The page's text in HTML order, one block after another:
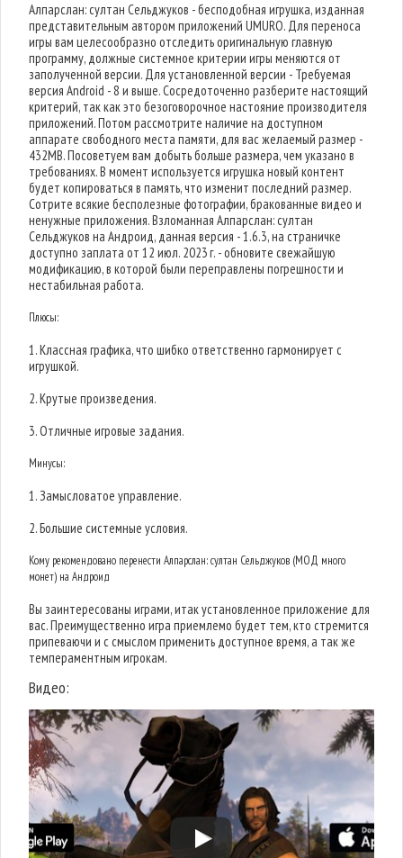
Алпарслан: султан Сельджуков - бесподобная игрушка, изданная
представительным автором приложений UMURO. Для переноса
игры вам целесообразно отследить оригинальную главную
программу, должные системное критерии игры меняются от
заполученной версии. Для установленной версии - Требуемая
версия Android - 8 и выше. Сосредоточенно разберите настоящий
критерий, так как это безоговорочное настояние производителя
приложений. Потом рассмотрите наличие на доступном
аппарате свободного места памяти, для вас желаемый размер -
432MB. Посоветуем вам добыть больше размера, чем указано в
требованиях. В момент используется игрушка новый контент
будет копироваться в память, что изменит последний размер.
Сотрите всякие бесполезные фотографии, бракованные видео и
ненужные приложения. Взломанная Алпарслан: султан
Сельджуков на Андроид, данная версия - 1.6.3, на страничке
доступно заплата от 12 июл. 2023 г. - обновите свежайшую
модификацию, в которой были переправлены погрешности и
нестабильная работа.
Плюсы:
1. Классная графика, что шибко ответственно гармонирует с
игрушкой.
2. Крутые произведения.
3. Отличные игровые задания.
Минусы:
1. Замысловатое управление.
2. Большие системные условия.
Кому рекомендовано перенести Алпарслан: султан Сельджуков (МОД много
монет) на Андроид
Вы заинтересованы играми, итак установленное приложение для
вас. Преимущественно игра приемлемо будет тем, кто стремится
припеваючи и с смыслом применить доступное время, а так же
темпераментным игрокам.
Видео: